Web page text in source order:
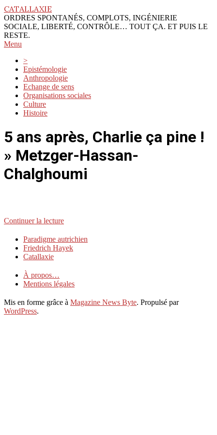
Skip
to
content
CATALLAXIE
ORDRES SPONTANÉS, COMPLOTS, INGÉNIERIE
SOCIALE, LIBERTÉ, CONTRÔLE… TOUT ÇA. ET PUIS LE
RESTE.
Primary
Menu
Menu
>
Epistémologie
Anthropologie
Echange de sens
Organisations sociales
Culture
Histoire
5 ans après, Charlie ça pine !
» Metzger-Hassan-
Chalghoumi
Continuer la lecture
2020-
Paradigme autrichien
Friedrich Hayek
Catallaxie
À propos…
Mentions légales
Mis en forme grâce à Magazine News Byte. Propulsé par
WordPress.